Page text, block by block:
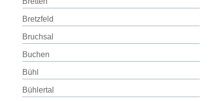
Bretzfeld
Bruchsal
Buchen
Bühl
Bühlertal